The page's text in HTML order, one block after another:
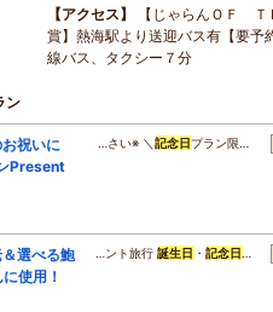
アクセス
【じゃらんＯＦ
賞】熱海駅より送迎バス有【要予
線バス、タクシー７分
ン
お祝いに
Present
…さい※ ＼記念日 プラン限…
＆選べる鮑
使用！
…ント旅行誕生日 ・記念日 …